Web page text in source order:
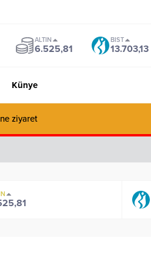
ALTIN
6.525,81
BIST
13.703,13
Künye
ziyaret